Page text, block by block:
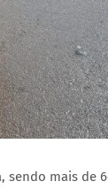
mais de